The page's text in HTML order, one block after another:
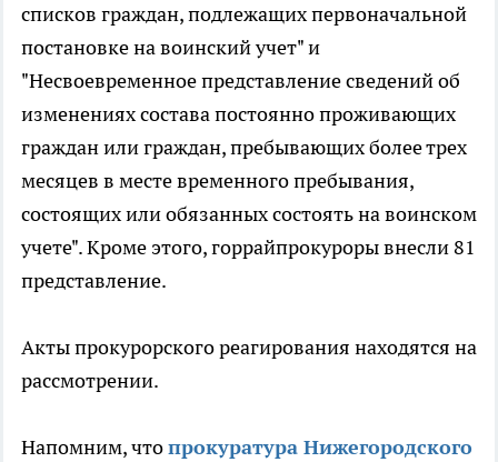
списков граждан, подлежащих первоначальной
постановке на воинский учет" и
"Несвоевременное представление сведений об
изменениях состава постоянно проживающих
граждан или граждан, пребывающих более трех
месяцев в месте временного пребывания,
состоящих или обязанных состоять на воинском
учете". Кроме этого, горрайпрокуроры внесли 81
представление.
Акты прокурорского реагирования находятся на
рассмотрении.
Напомним, чтопрокуратура Нижегородского